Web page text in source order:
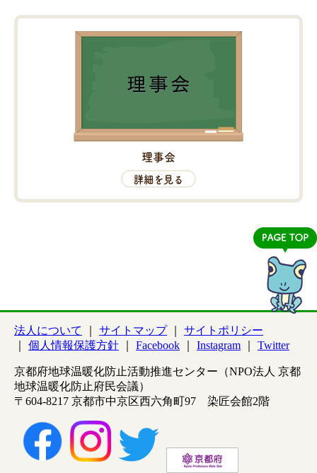
理事会
詳細を見る
法人について サイトマップ
サイトポリシー
個人情報保護方針
Facebook Instagram Twitter
京都府地球温暖化防止活動推進センター（NPO法人 京都
地球温暖化防止府民会議）
〒604-8217 京都市中京区西六角町97 染匠会館2階